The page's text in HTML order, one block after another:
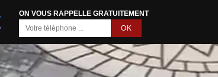
ON VOUS RAPPELLE GRATUITEMENT